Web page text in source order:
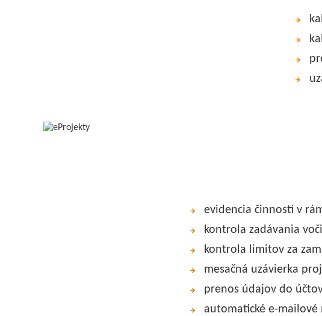
evidencia činností v
kontrola zadávania
kontrola limitov za
mesačná uzávierka
prenos údajov do
automatické e-mailové